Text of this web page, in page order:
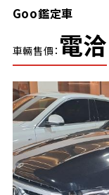
Goo鑑定車
車輛售價： 電洽